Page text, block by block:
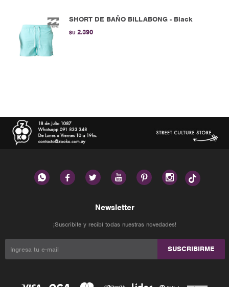
SHORT DE BAÑO BILLABONG - Black
$U 2.390
     
Newsletter
¡Suscribite y recibí todas nuestras novedades!
SUSCRIBIRME